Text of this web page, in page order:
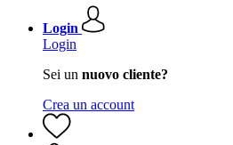
Login
Login
Sei un nuovo cliente?
Crea un account